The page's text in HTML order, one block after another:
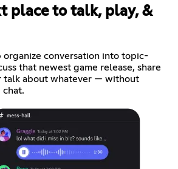
place to talk, play, &
organize conversation into topic-
that newest game release, share
talk about whatever — without